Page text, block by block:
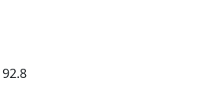
92.8